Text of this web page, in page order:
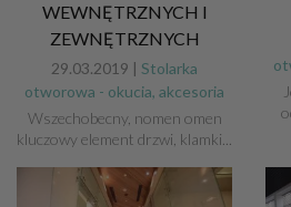
WEWNĘTRZNYCH I
ZEWNĘTRZNYCH
29.03.2019 | Stolarka
otworowa - okucia, akcesoria
Wszechobecny, nomen omen
kluczowy element drzwi, klamki...